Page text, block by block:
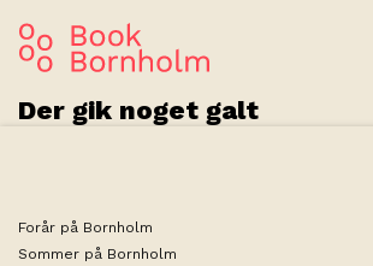
Der gik noget galt
Forår på Bornholm
Sommer på Bornholm